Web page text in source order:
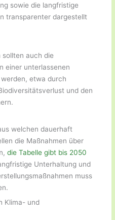
sowie die langfristige
transparenter dargestellt
auch die
einer unterlassenen
etwa durch
und den
welchen dauerhaft
die Maßnahmen über
die Tabelle gibt bis 2050
Unterhaltung und
muss
Klima- und